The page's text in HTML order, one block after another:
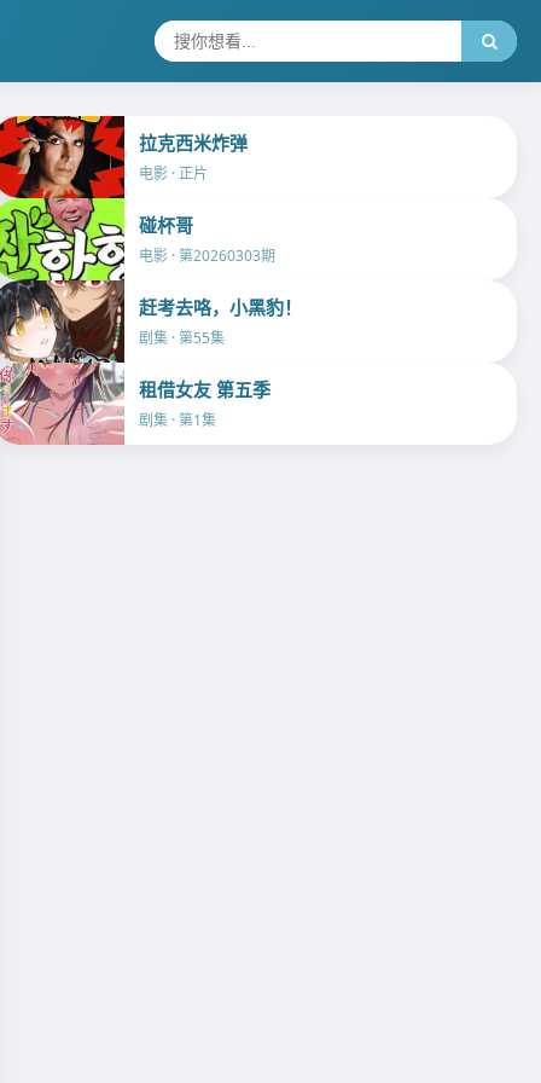
拉克西米炸弹
电影 · 正片
碰杯哥
电影 · 第20260303期
赶考去咯，小黑豹！
剧集 · 第55集
租借女友 第五季
剧集 · 第1集